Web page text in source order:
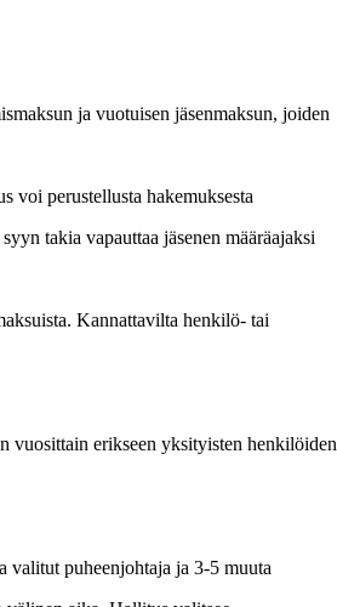
ja vuotuisen jäsenmaksun, joiden
voi perustellusta hakemuksesta
takia vapauttaa jäsenen määräajaksi
Kannattavilta henkilö- tai
vuosittain erikseen yksityisten henkilöiden
valitut puheenjohtaja ja 3-5 muuta